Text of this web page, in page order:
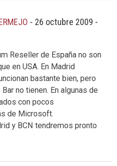
- 26 octubre 2009 -
Reseller de España no son
en USA. En Madrid
bastante bien, pero
no tienen. En algunas de
con pocos
de Microsoft.
y BCN tendremos pronto